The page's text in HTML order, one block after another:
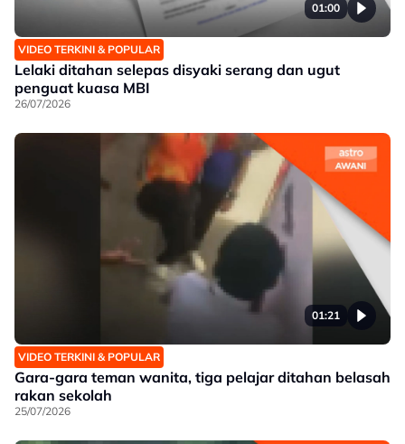
01:00
VIDEO TERKINI & POPULAR
Lelaki ditahan selepas disyaki serang dan ugut
penguat kuasa MBI
26/07/2026
01:21
VIDEO TERKINI & POPULAR
Gara-gara teman wanita, tiga pelajar ditahan belasah
rakan sekolah
25/07/2026